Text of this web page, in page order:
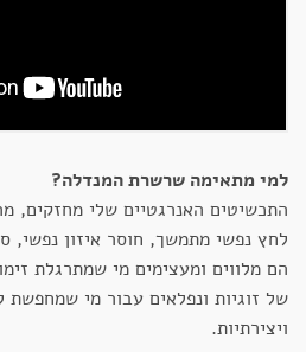
למי מתאימה שרשרת המנדלה?
התכשיטים האנרגטיים שלי מחזקים,
לחץ נפשי מתמשך, חוסר איזון נפשי,
הם מלווים ומעצימים מי שמתרגלת
של זוגיות ונפלאים עבור מי שמחפשת
ויצירתיות.